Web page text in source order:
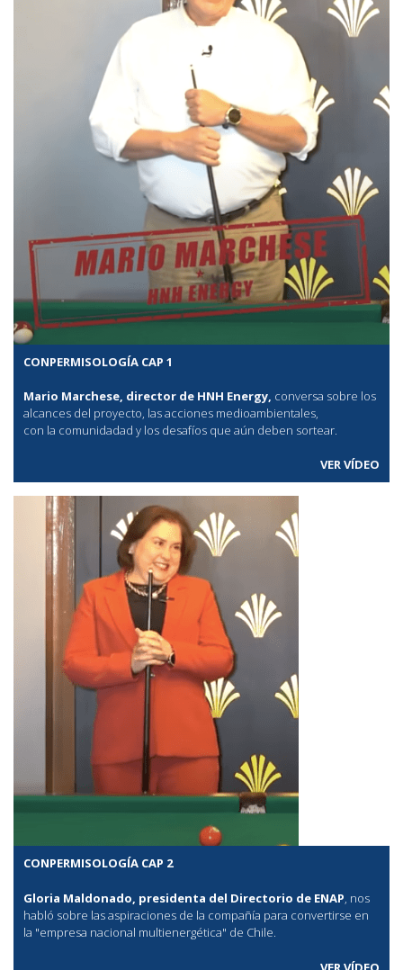
CONPERMISOLOGÍA CAP 1
Mario Marchese, director de HNH Energy, conversa sobre los
alcances del proyecto, las acciones medioambientales,
con la comunidadad y los desafíos que aún deben sortear.
VER VÍDEO
CONPERMISOLOGÍA CAP 2
Gloria Maldonado, presidenta del Directorio de ENAP, nos
habló sobre las aspiraciones de la compañía para convertirse en
la "empresa nacional multienergética" de Chile.